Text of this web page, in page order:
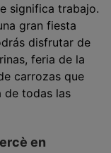
significa trabajo.
gran fiesta
disfrutar de
feria de la
carrozas que
de todas las
en